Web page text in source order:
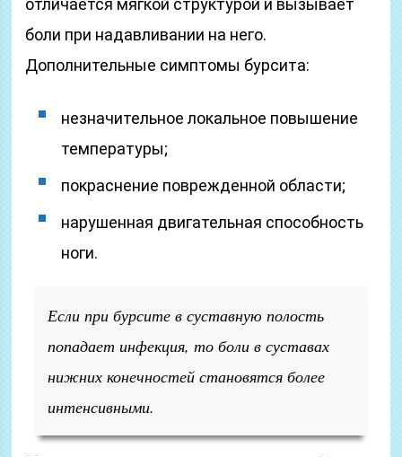
отличается мягкой структурой и вызывает
боли при надавливании на него.
Дополнительные симптомы бурсита:
незначительное локальное повышение
температуры;
покраснение поврежденной области;
нарушенная двигательная способность
ноги.
Если при бурсите в суставную полость
попадает инфекция, то боли в суставах
нижних конечностей становятся более
интенсивными.